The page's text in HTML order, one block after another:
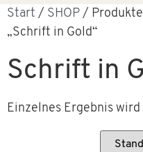
Start / SHOP /
„Schrift in Gold“
Schrift in
Einzelnes Ergebnis